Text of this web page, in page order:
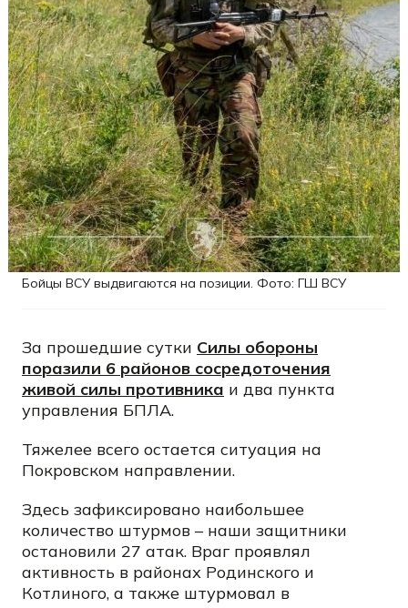
Бойцы ВСУ выдвигаются на позиции. Фото: ГШ ВСУ
За прошедшие сутки Силы обороны
поразили 6 районов сосредоточения
живой силы противника и два пункта
управления БПЛА.
Тяжелее всего остается ситуация на
Покровском направлении.
Здесь зафиксировано наибольшее
количество штурмов – наши защитники
остановили 27 атак. Враг проявлял
активность в районах Родинского и
Котлиного, а также штурмовал в